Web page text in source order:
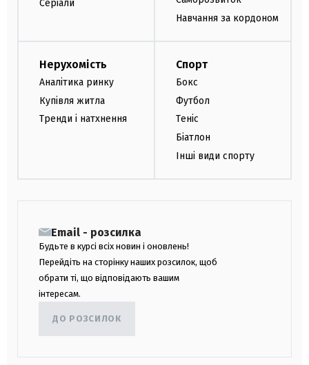
Серіали
Навчання за кордоном
Нерухомість
Аналітика ринку
Купівля житла
Тренди і натхнення
Спорт
Бокс
Футбол
Теніс
Біатлон
Інші види спорту
Email - розсилка
Будьте в курсі всіх новин і оновлень!
Перейдіть на сторінку наших розсилок, щоб
обрати ті, що відповідають вашим
інтересам.
ДО РОЗСИЛОК